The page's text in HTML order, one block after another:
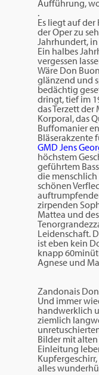
Aufführung,
.
Es liegt auf
der Oper zu
Jahrhundert,
Ein halbes
vergessen
Wäre Don
glänzend und
bedächtig
dringt, tief im
das Terzett
Korporal, das
Buffomanier
Bläserakzente
GMD Jens
höchstem
geführtem
die
schönen
zirpenden
Mattea und
Leidenschaft.
ist eben kein
knapp
Agnese und
Zandonais
Und immer
handwerklich
ziemlich
Bilder mit
Einleitung
alles